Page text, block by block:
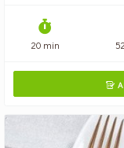
20 min
